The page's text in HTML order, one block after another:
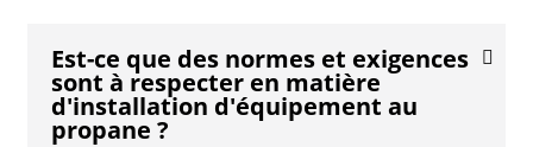
Est-ce que des normes et exigences
sont à respecter en matière
d'installation d'équipement au
propane ?